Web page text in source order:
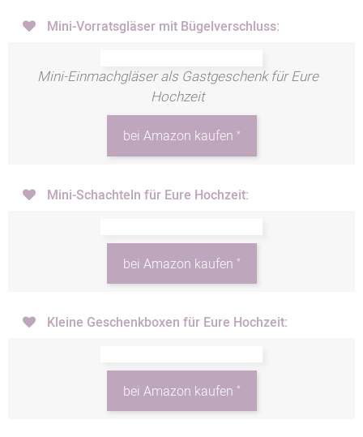
Mini-Vorratsgläser mit Bügelverschluss:
Mini-Einmachgläser als Gastgeschenk für Eure
Hochzeit
bei Amazon kaufen *
Mini-Schachteln für Eure Hochzeit:
bei Amazon kaufen *
Kleine Geschenkboxen für Eure Hochzeit:
bei Amazon kaufen *